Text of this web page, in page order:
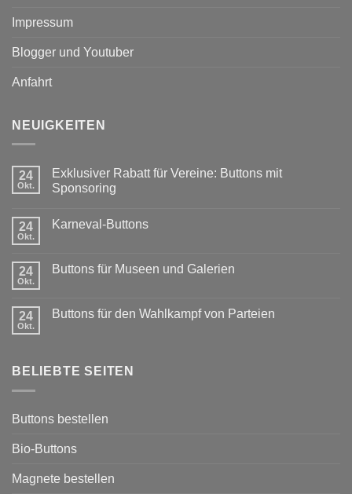
Impressum
Blogger und Youtuber
Anfahrt
NEUIGKEITEN
24
Okt.
Exklusiver Rabatt für Vereine: Buttons mit
Sponsoring
zu
Vereine:
24
Okt.
Karneval-Buttons
zu
Karneval-
24
Okt.
Buttons für Museen und Galerien
zu
Buttons
24
Okt.
Buttons für den Wahlkampf von Parteien
für
Parteien
BELIEBTE SEITEN
Buttons bestellen
Bio-Buttons
Magnete bestellen